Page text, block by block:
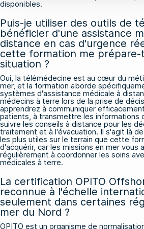
disponibles.
Puis-je utiliser des outils de
bénéficier d'une assistance
distance en cas d'urgence
cette formation me
situation ?
Oui, la télémédecine est au cœur du
mer, et la formation aborde
systèmes d'assistance médicale à
médecins à terre lors de la prise de
apprendrez à communiquer
patients, à transmettre les informations
suivre les conseils à distance pour les
traitement et à l'évacuation. Il s'agit là
les plus utiles sur le terrain que cette
d'acquérir, car les missions en mer vous
régulièrement à coordonner les soins
médicales à terre.
La certification OPITO
reconnue à l'échelle
seulement dans certaines
mer du Nord ?
OPITO est un organisme de